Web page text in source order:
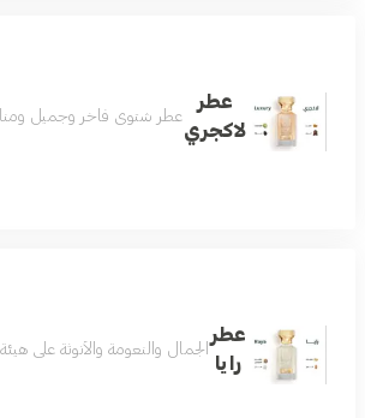
عطر
لاكجري
عطر شتوي فاخر وجميل
عطر
رايا
الجمال والنعومة والأنوثة على